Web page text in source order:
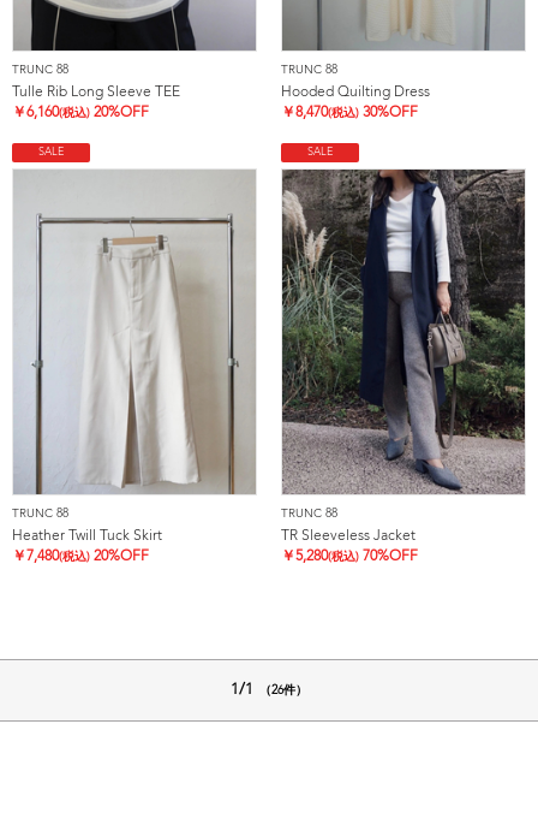
TRUNC 88
Tulle Rib Long Sleeve TEE
￥6,160(税込) 20%OFF
TRUNC 88
Hooded Quilting Dress
￥8,470(税込) 30%OFF
SALE
TRUNC 88
Heather Twill Tuck Skirt
￥ 7,480(税込) 20%OFF
SALE
TRUNC 88
TR Sleeveless Jacket
￥5,280(税込) 70%OFF
1/1 （26件）